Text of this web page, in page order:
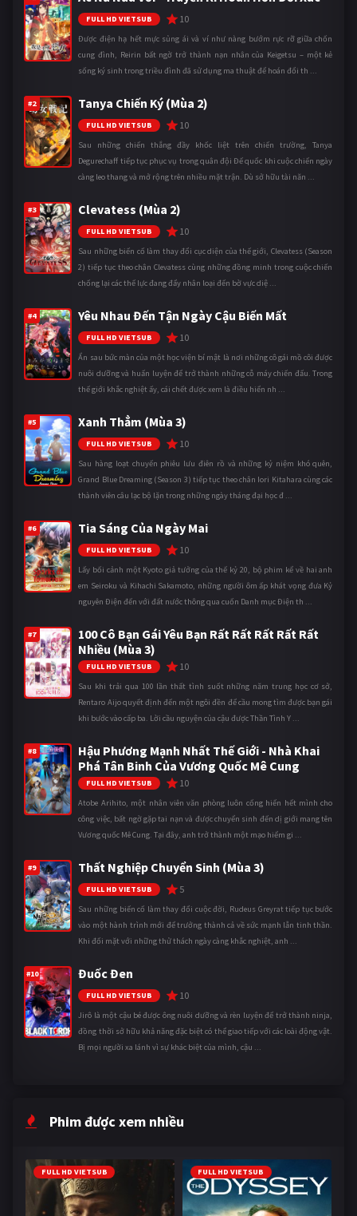
FULL HD VIETSUB 10
Được điện hạ hết mực sủng ái và ví như nàng bướm rực rỡ giữa chốn
cung đình, Reirin bất ngờ trở thành nạn nhân của Keigetsu – một kẻ
sống ký sinh trong triều đình đã sử dụng ma thuật để hoán đổi th ...
#2 Tanya Chiến Ký (Mùa 2)
FULL HD VIETSUB 10
Sau những chiến thắng đầy khốc liệt trên chiến trường, Tanya
Degurechaff tiếp tục phục vụ trong quân đội Đế quốc khi cuộc chiến ngày
càng leo thang và mở rộng trên nhiều mặt trận. Dù sở hữu tài năn ...
#3 Clevatess (Mùa 2)
FULL HD VIETSUB 10
Sau những biến cố làm thay đổi cục diện của thế giới, Clevatess (Season
2) tiếp tục theo chân Clevatess cùng những đồng minh trong cuộc chiến
chống lại các thế lực đang đẩy nhân loại đến bờ vực diệ ...
#4 Yêu Nhau Đến Tận Ngày Cậu Biến Mất
FULL HD VIETSUB 10
Ẩn sau bức màn của một học viện bí mật là nơi những cô gái mồ côi được
nuôi dưỡng và huấn luyện để trở thành những cỗ máy chiến đấu. Trong
thế giới khắc nghiệt ấy, cái chết được xem là điều hiển nh ...
#5 Xanh Thẳm (Mùa 3)
FULL HD VIETSUB 10
Sau hàng loạt chuyến phiêu lưu điên rồ và những kỷ niệm khó quên,
Grand Blue Dreaming (Season 3) tiếp tục theo chân Iori Kitahara cùng các
thành viên câu lạc bộ lặn trong những ngày tháng đại học đ ...
#6 Tia Sáng Của Ngày Mai
FULL HD VIETSUB 10
Lấy bối cảnh một Kyoto giả tưởng của thế kỷ 20, bộ phim kể về hai anh
em Seiroku và Kihachi Sakamoto, những người ôm ấp khát vọng đưa Kỷ
nguyên Điện đến với đất nước thông qua cuốn Danh mục Điện th ...
#7
100 Cô Bạn Gái Yêu Bạn Rất Rất Rất Rất Rất
Nhiều (Mùa 3)
FULL HD VIETSUB 10
Sau khi trải qua 100 lần thất tình suốt những năm trung học cơ sở,
Rentaro Aijo quyết định đến một ngôi đền để cầu mong tìm được bạn gái
khi bước vào cấp ba. Lời cầu nguyện của cậu được Thần Tình Y ...
#8
Hậu Phương Mạnh Nhất Thế Giới - Nhà Khai
Phá Tân Binh Của Vương Quốc Mê Cung
FULL HD VIETSUB 10
Atobe Arihito, một nhân viên văn phòng luôn cống hiến hết mình cho
công việc, bất ngờ gặp tai nạn và được chuyển sinh đến dị giới mang tên
Vương quốc Mê Cung. Tại đây, anh trở thành một mạo hiểm gi ...
#9 Thất Nghiệp Chuyển Sinh (Mùa 3)
FULL HD VIETSUB 5
Sau những biến cố làm thay đổi cuộc đời, Rudeus Greyrat tiếp tục bước
vào một hành trình mới để trưởng thành cả về sức mạnh lẫn tinh thần.
Khi đối mặt với những thử thách ngày càng khắc nghiệt, anh ...
#10 Đuốc Đen
FULL HD VIETSUB 10
Jirô là một cậu bé được ông nuôi dưỡng và rèn luyện để trở thành ninja,
đồng thời sở hữu khả năng đặc biệt có thể giao tiếp với các loài động vật.
Bị mọi người xa lánh vì sự khác biệt của mình, cậu ...
Phim được xem nhiều
FULL HD VIETSUB FULL HD VIETSUB